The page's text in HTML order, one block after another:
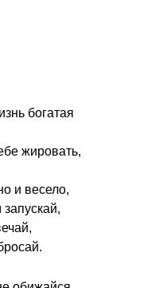
богатая
жировать,
и весело,